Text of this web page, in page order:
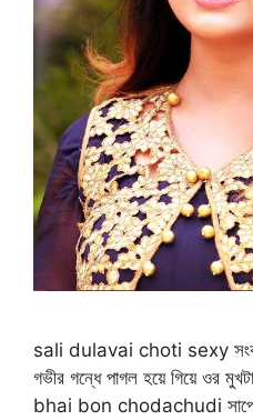
sali dulavai choti sexy
গভীর গন্ধে পাগল হয়ে গিয়ে ওর
bhai bon chodachudi সাপের